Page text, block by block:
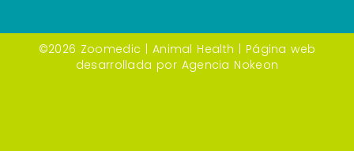
©2026 Zoomedic | Animal Health | Página web
desarrollada por Agencia Nokeon